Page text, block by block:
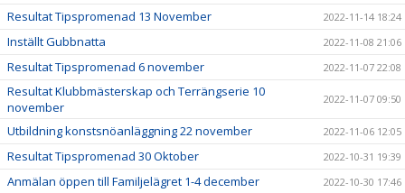
Resultat Tipspromenad 13 November 2022-11-14 18:24
Inställt Gubbnatta 2022-11-08 21:06
Resultat Tipspromenad 6 november 2022-11-07 22:08
Resultat Klubbmästerskap och Terrängserie 10
november
2022-11-07 09:50
Utbildning konstsnöanläggning 22 november 2022-11-06 12:05
Resultat Tipspromenad 30 Oktober 2022-10-31 19:39
Anmälan öppen till Familjelägret 1-4 december 2022-10-30 17:46